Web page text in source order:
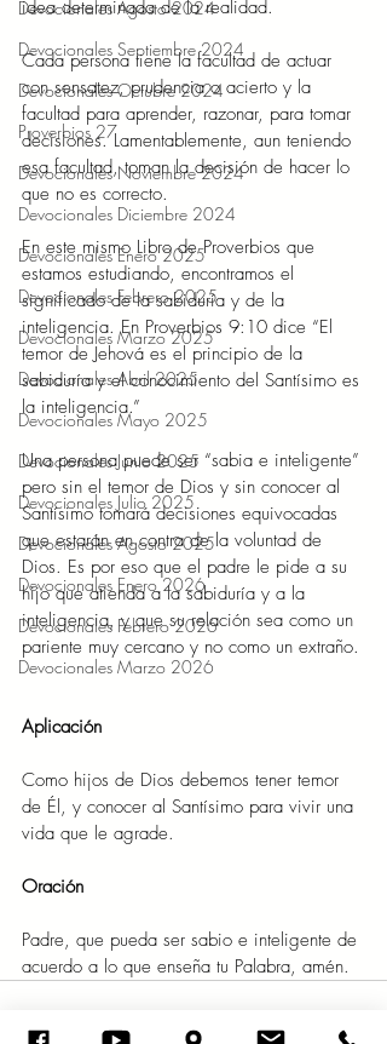
Devocionales Agosto 2024
Devocionales Septiembre 2024
Devocionales Octubre 2024
Proverbios 27
Devocionales Noviembre 2024
Devocionales Diciembre 2024
Devocionales Enero 2025
Devocionales Febrero 2025
Devocionales Marzo 2025
Devocionales Abril 2025
Devocionales Mayo 2025
Devocionales Junio 2025
Devocionales Julio 2025
Devocionales Agosto 2025
Devocionales Enero 2026
Devocionales Febrero 2026
Devocionales Marzo 2026
idea determinada de la realidad.
Cada persona tiene la facultad de actuar
con sensatez, prudencia o acierto y la
facultad para aprender, razonar, para tomar
decisiones. Lamentablemente, aun teniendo
esa facultad, toman la decisión de hacer lo
que no es correcto.
En este mismo Libro de Proverbios que
estamos estudiando, encontramos el
significado de la sabiduría y de la
inteligencia. En Proverbios 9:10 dice “El
temor de Jehová es el principio de la
sabiduría y el conocimiento del Santísimo es
la inteligencia.”
Una persona puede ser “sabia e inteligente”
pero sin el temor de Dios y sin conocer al
Santísimo tomará decisiones equivocadas
que estarán en contra de la voluntad de
Dios. Es por eso que el padre le pide a su
hijo que atienda a la sabiduría y a la
inteligencia, y que su relación sea como un
pariente muy cercano y no como un extraño.
Aplicación
Como hijos de Dios debemos tener temor
de Él, y conocer al Santísimo para vivir una
vida que le agrade.
Oración
Padre, que pueda ser sabio e inteligente de
acuerdo a lo que enseña tu Palabra, amén.